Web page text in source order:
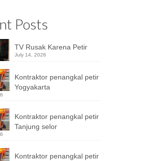
Posts
TV Rusak Karena Petir
July 14, 2026
Kontraktor penangkal petir
Yogyakarta
Kontraktor penangkal petir
Tanjung selor
Kontraktor penangkal petir